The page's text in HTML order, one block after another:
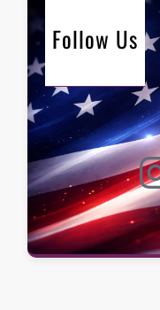
Follow Us